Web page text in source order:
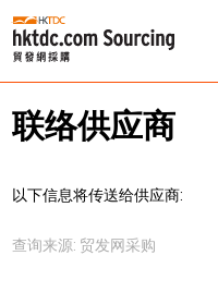
联络供应商
以下信息将传送给供应商:
查询来源: 贸发网采购